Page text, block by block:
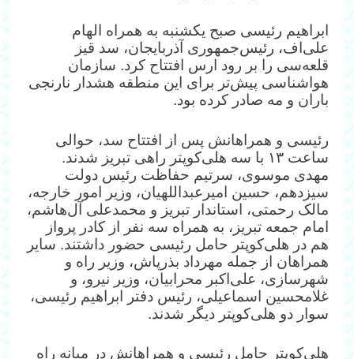
ابراهیم رئیسی صبح یکشنبه به همراه الهام‌
علی‌اف، رئیس‌‌جمهوری آذربایجان، سد قیز
قلعه‌سی را بر رود ارس افتتاح کرد. سازمان
هواشناسی پیش‌تر برای این منطقه هشدار نارنجی
باران و مه صادر کرده بود.
رئیسی و همراهانش پس از افتتاح سد، حوالی
ساعت ۱۳ با سه هلی‌کوپتر راهی تبریز شدند.
مهدی موسوی، سرتیم حفاظت رئیس دولت
سیزدهم، حسین امیرعبداللهیان، وزیر امور خارجه،
مالک رحمتی، استاندار تبریز و محمدعلی آل‌هاشم،
امام جمعه تبریز، به همراه سه نفر از کادر پرواز
هم در هلی‌کوپتر حامل رئیسی حضور داشتند. سایر
همراهان از جمله مهرداد بذرپاش، وزیر راه و
شهرسازی، علی‌اکبر محرابیان، وزیر نیرو، و
غلامحسین اسماعیلی، رئیس دفتر ابراهیم رئیسی،
سوار دو هلی‌کوپتر دیگر شدند.
هلی‌کوپتر حامل رئیسی و همراهانش در میانه راه